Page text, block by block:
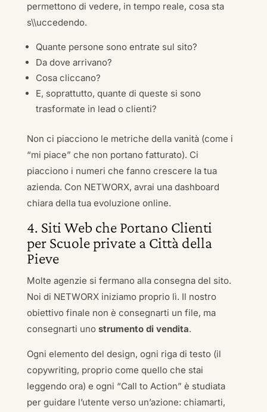
permettono di vedere, in tempo reale, cosa sta
s\\uccedendo.
Quante persone sono entrate sul sito?
Da dove arrivano?
Cosa cliccano?
E, soprattutto, quante di queste si sono
trasformate in lead o clienti?
Non ci piacciono le metriche della vanità (come i
“mi piace” che non portano fatturato). Ci
piacciono i numeri che fanno crescere la tua
azienda. Con NETWORX, avrai una dashboard
chiara della tua evoluzione online.
4. Siti Web che Portano Clienti
per Scuole private a Città della
Pieve
Molte agenzie si fermano alla consegna del sito.
Noi di NETWORX iniziamo proprio lì. Il nostro
obiettivo finale non è consegnarti un file, ma
consegnarti uno strumento di vendita.
Ogni elemento del design, ogni riga di testo (il
copywriting, proprio come quello che stai
leggendo ora) e ogni “Call to Action” è studiata
per guidare l’utente verso un’azione: chiamarti,